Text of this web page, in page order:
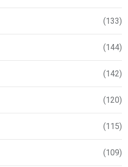
(133)
(144)
(142)
(120)
(115)
(109)